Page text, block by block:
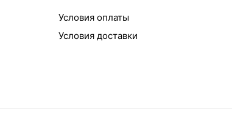
Условия оплаты
Условия доставки